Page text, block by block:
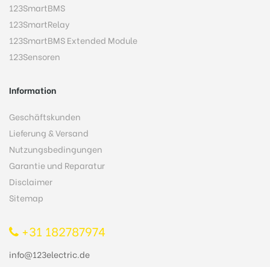
123SmartBMS
123SmartRelay
123SmartBMS Extended Module
123Sensoren
Information
Geschäftskunden
Lieferung & Versand
Nutzungsbedingungen
Garantie und Reparatur
Disclaimer
Sitemap
+31 182787974
info@123electric.de